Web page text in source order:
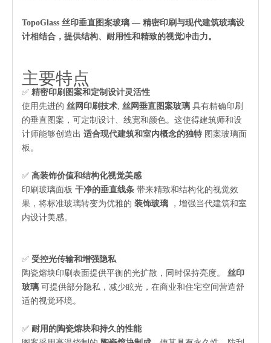
TopoGlass 丝印垂直图案玻璃 — 精密印刷与现代建筑玻璃设
计相结合，提供结构、耐用性和精致的视觉冲击力。
主要特点
✅ 精密印刷图案和定制设计灵活性
使用先进的 丝网印刷技术, 丝网垂直图案玻璃 具有精确印刷
的垂直图案，可定制设计、线宽和颜色。这使得建筑师和设
计师能够创造出 适合现代建筑和室内概念的独特 图案玻璃面
板。
✅ 高装饰价值和结构化视觉美感
印刷玻璃面板 干净的垂直线条 带来精致和结构化的视觉效
果，将标准玻璃转变为优雅的 装饰玻璃 ，增强当代建筑和室
内设计美感。
✅ 受控光传输和增强隐私
陶瓷熔块印刷表面提供平衡的光扩散，同时保持亮度。 丝印
玻璃 可提供部分隐私，减少眩光，在商业和住宅空间营造舒
适的视觉环境。
✅ 耐用的陶瓷熔块和持久的性能